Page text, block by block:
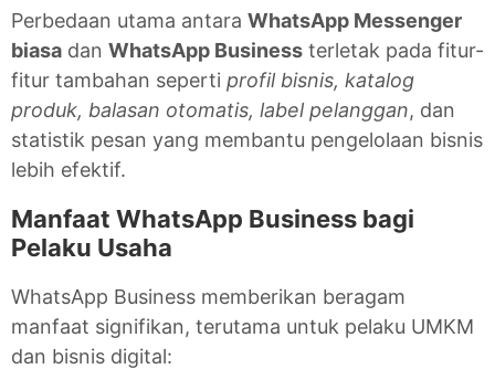
Perbedaan utama antara WhatsApp Messenger
biasa dan WhatsApp Business terletak pada fitur-
fitur tambahan seperti profil bisnis, katalog
produk, balasan otomatis, label pelanggan, dan
statistik pesan yang membantu pengelolaan bisnis
lebih efektif.
Manfaat WhatsApp Business bagi
Pelaku Usaha
WhatsApp Business memberikan beragam
manfaat signifikan, terutama untuk pelaku UMKM
dan bisnis digital: